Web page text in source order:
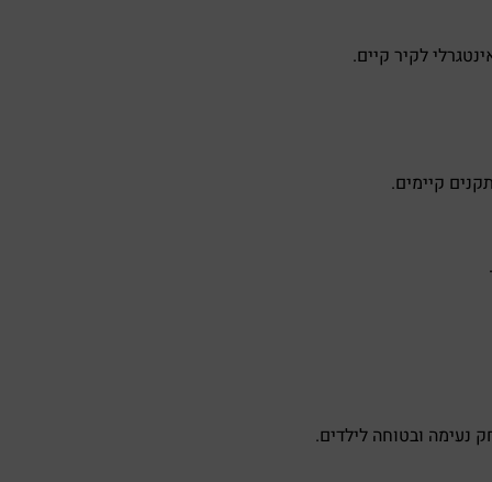
לקיר קיים.
קיימים.
נעימה ובטוחה לילדים.